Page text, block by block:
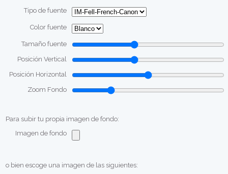
Tipo de fuente
Color fuente
Tamaño fuente
Posición Vertical
Posición Horizontal
Zoom Fondo
Para subir tu propia imagen de fondo:
Imagen de fondo
o bien escoge una imagen de las siguientes: